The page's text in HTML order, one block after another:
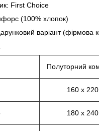
First Сhoice
(100% хлопок)
варіант (фірмова
Полуторний
160 х 220
180 х 240